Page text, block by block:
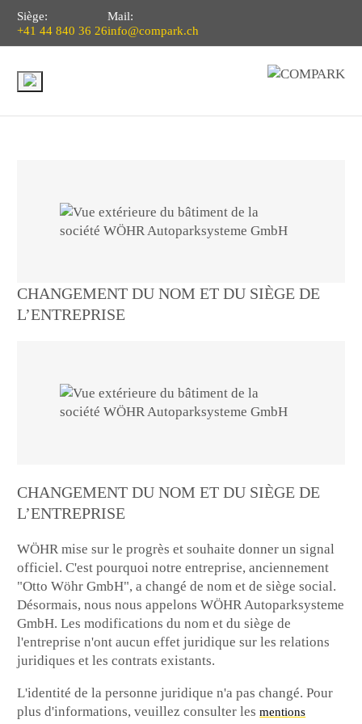
Siège:
+41 44 840 36 26
Mail:
info@compark.ch
CHANGEMENT DU NOM ET DU SIÈGE DE
L’ENTREPRISE
CHANGEMENT DU NOM ET DU SIÈGE DE
L’ENTREPRISE
WÖHR mise sur le progrès et souhaite donner un signal
officiel. C'est pourquoi notre entreprise, anciennement
"Otto Wöhr GmbH", a changé de nom et de siège social.
Désormais, nous nous appelons WÖHR Autoparksysteme
GmbH. Les modifications du nom et du siège de
l'entreprise n'ont aucun effet juridique sur les relations
juridiques et les contrats existants.
L'identité de la personne juridique n'a pas changé. Pour
plus d'informations, veuillez consulter lesmentions